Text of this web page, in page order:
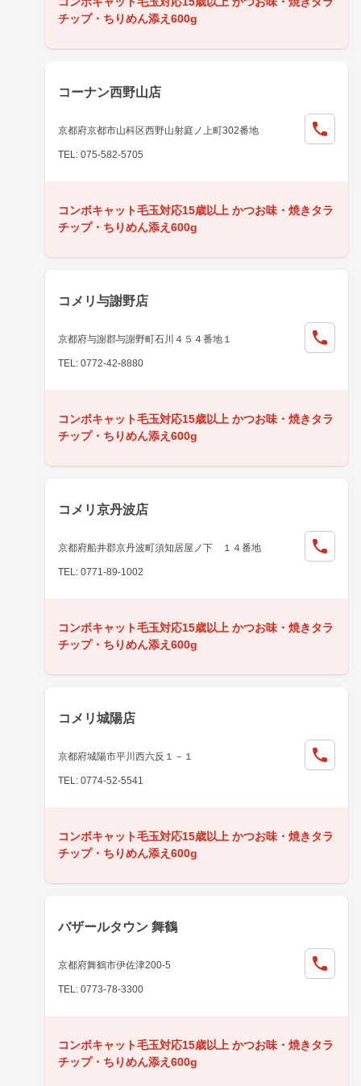
チップ・ちりめん添え600g
コーナン西野山店
京都府京都市山科区西野山射庭ノ上町302番地
TEL: 075-582-5705
コンボキャット毛玉対応15歳以上 かつお味・焼きタラ
チップ・ちりめん添え600g
コメリ与謝野店
京都府与謝郡与謝野町石川４５４番地１
TEL: 0772-42-8880
コンボキャット毛玉対応15歳以上 かつお味・焼きタラ
チップ・ちりめん添え600g
コメリ京丹波店
京都府船井郡京丹波町須知居屋ノ下 １４番地
TEL: 0771-89-1002
コンボキャット毛玉対応15歳以上 かつお味・焼きタラ
チップ・ちりめん添え600g
コメリ城陽店
京都府城陽市平川西六反１－１
TEL: 0774-52-5541
コンボキャット毛玉対応15歳以上 かつお味・焼きタラ
チップ・ちりめん添え600g
バザールタウン 舞鶴
京都府舞鶴市伊佐津200-5
TEL: 0773-78-3300
コンボキャット毛玉対応15歳以上 かつお味・焼きタラ
チップ・ちりめん添え600g